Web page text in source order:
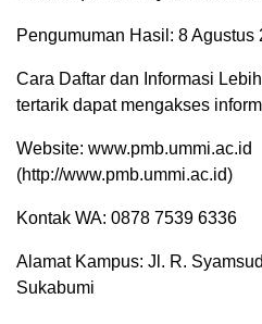
Pengumuman Hasil: 8 Agustus
Cara Daftar dan Informasi
tertarik dapat mengakses
Website: www.pmb.ummi.ac.id
(http://www.pmb.ummi.ac.id)
Kontak WA: 0878 7539 6336
Alamat Kampus: Jl. R.
Sukabumi